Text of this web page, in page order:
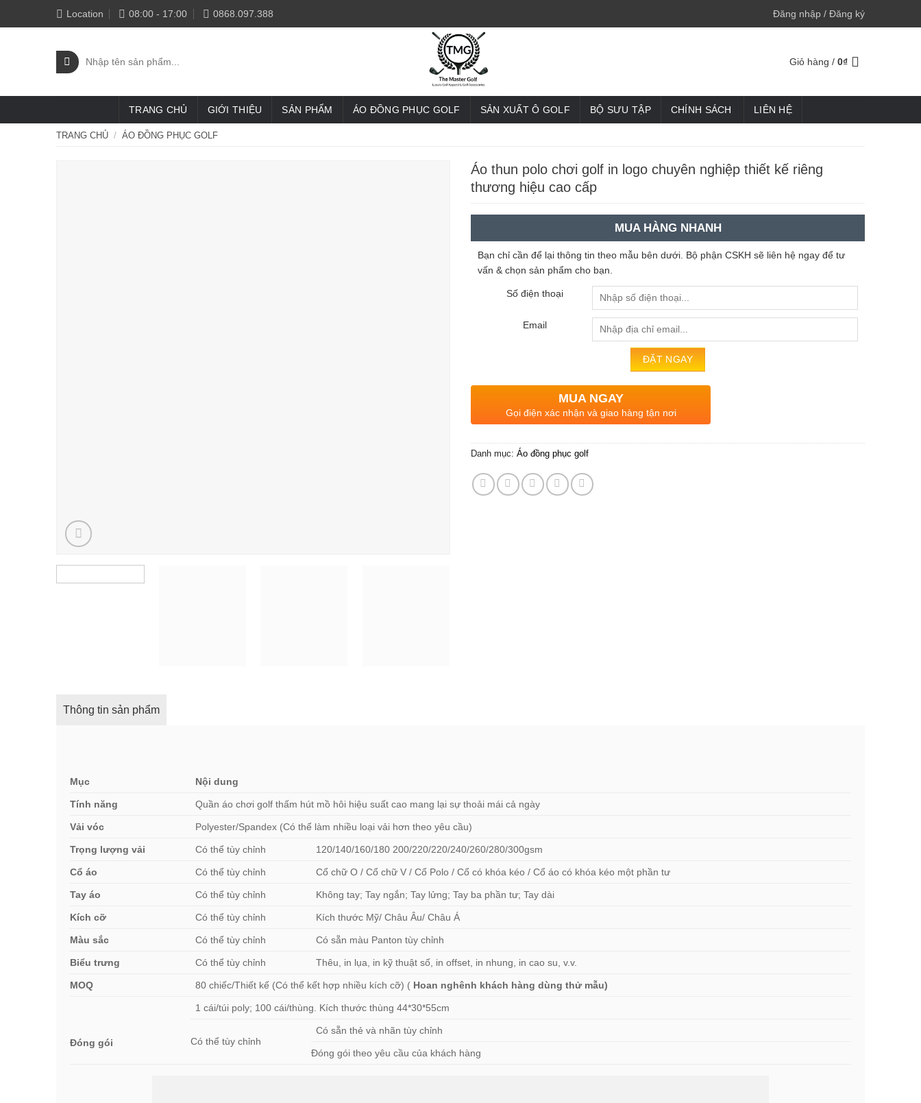
to
Location 08:00 - 17:00 0868.097.388 Đăng nhập / Đăng ký
Tìm
kiếm:
Giỏ hàng / 0₫
TRANG CHỦ GIỚI THIỆU SẢN PHẨM ÁO ĐỒNG PHỤC GOLF SẢN XUẤT Ô GOLF BỘ SƯU TẬP CHÍNH SÁCH LIÊN HỆ
TRANG CHỦ / ÁO ĐỒNG PHỤC GOLF
Áo thun polo chơi golf in logo chuyên nghiệp thiết kế riêng
thương hiệu cao cấp
MUA HÀNG NHANH
Bạn chỉ cần để lại thông tin theo mẫu bên dưới. Bộ phận CSKH sẽ liên hệ ngay để tư
vấn & chọn sản phẩm cho bạn.
Số điện thoại
Email
MUA NGAY
Gọi điện xác nhận và giao hàng tận nơi
Danh mục: Áo đồng phục golf
Thông tin sản phẩm
Mục Nội dung
Tính năng Quần áo chơi golf thấm hút mồ hôi hiệu suất cao mang lại sự thoải mái cả ngày
Vải vóc Polyester/Spandex (Có thể làm nhiều loại vải hơn theo yêu cầu)
Trọng lượng vải Có thể tùy chỉnh 120/140/160/180 200/220/220/240/260/280/300gsm
Cổ áo Có thể tùy chỉnh Cổ chữ O / Cổ chữ V / Cổ Polo / Cổ có khóa kéo / Cổ áo có khóa kéo một phần tư
Tay áo Có thể tùy chỉnh Không tay; Tay ngắn; Tay lửng; Tay ba phần tư; Tay dài
Kích cỡ Có thể tùy chỉnh Kích thước Mỹ/ Châu Âu/ Châu Á
Màu sắc Có thể tùy chỉnh Có sẵn màu Panton tùy chỉnh
Biểu trưng Có thể tùy chỉnh Thêu, in lụa, in kỹ thuật số, in offset, in nhung, in cao su, v.v.
MOQ 80 chiếc/Thiết kế (Có thể kết hợp nhiều kích cỡ) ( Hoan nghênh khách hàng dùng thử mẫu)
Đóng gói
1 cái/túi poly; 100 cái/thùng. Kích thước thùng 44*30*55cm
Có thể tùy chỉnh
Có sẵn thẻ và nhãn tùy chỉnh
Đóng gói theo yêu cầu của khách hàng